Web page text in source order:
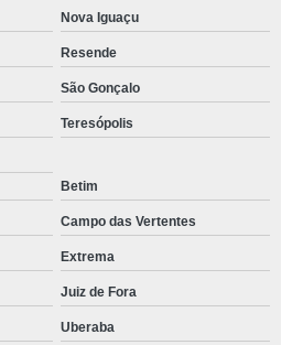
Nova Iguaçu
Resende
São Gonçalo
Teresópolis
Betim
Campo das Vertentes
Extrema
Juiz de Fora
Uberaba